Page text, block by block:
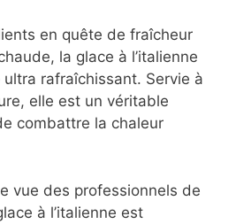
en quête de fraîcheur
la glace à l’italienne
ultra rafraîchissant. Servie à
elle est un véritable
combattre la chaleur
vue des professionnels de
à l’italienne est